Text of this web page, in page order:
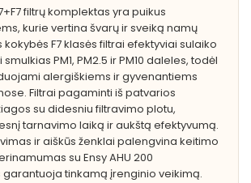
filtrų komplektas yra puikus
kurie vertina švarų ir sveiką namų
kokybės F7 klasės filtrai efektyviai sulaiko
PM1, PM2.5 ir PM10 daleles, todėl
alergiškiems ir gyvenantiems
Filtrai pagaminti iš patvarios
su didesniu filtravimo plotu,
tarnavimo laiką ir aukštą efektyvumą.
ir aiškūs ženklai palengvina keitimo
su Ensy AHU 200
tinkamą įrenginio veikimą.